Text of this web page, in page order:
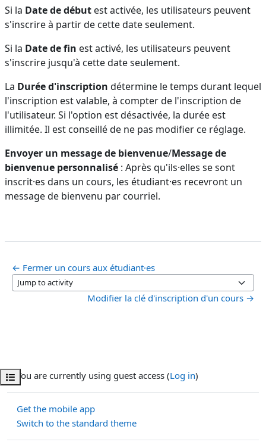
Open course index
Si la Date de début est activée, les utilisateurs peuvent
s'inscrire à partir de cette date seulement.
Si la Date de fin estactivé, les utilisateurs peuvent
s'inscrire jusqu'à cette date seulement.
La Durée d'inscription détermine le temps durant lequel
l'inscription est valable, à compter de l'inscription de
l'utilisateur. Si l'option est désactivée, la durée est
illimitée. Il est conseillé de ne pas modifier ce réglage.
Envoyer un message de bienvenue/Message de
bienvenue personnalisé : Après qu'ils·elles se sont
inscrit·es dans un cours, les étudiant·es recevront un
message de bienvenu par courriel.
← Fermer un cours aux étudiant·es
Jump to activity
Modifier la clé d'inscription d'un cours →
You are currently using guest access (Log in)
Get the mobile app
Switch to the standard theme